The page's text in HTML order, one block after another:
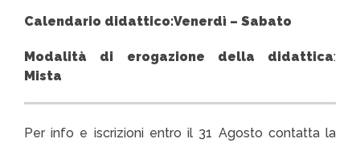
Calendario didattico:Venerdì – Sabato
Modalità di erogazione della didattica:
Mista
Per info e iscrizioni entro il 31 Agosto contatta la